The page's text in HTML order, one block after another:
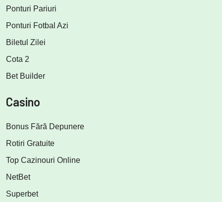
Ponturi Pariuri
Ponturi Fotbal Azi
Biletul Zilei
Cota 2
Bet Builder
Casino
Bonus Fără Depunere
Rotiri Gratuite
Top Cazinouri Online
NetBet
Superbet